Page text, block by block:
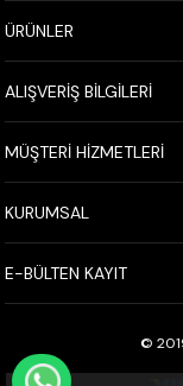
ÜRÜNLER
ALIŞVERİŞ BİLGİLERİ
MÜŞTERİ HİZMETLERİ
KURUMSAL
E-BÜLTEN KAYIT
©